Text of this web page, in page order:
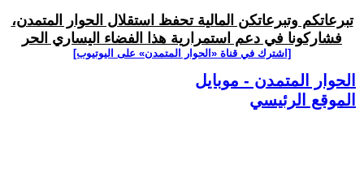
تبرعاتكم وتبرعاتكن المالية تحفظ استقلال الحوار المتمدن،
فشاركونا في دعم استمرارية هذا الفضاء اليساري الحر
[اشترك في قناة ‫«الحوار المتمدن» على اليوتيوب]
الحوار المتمدن - موبايل
الموقع الرئيسي